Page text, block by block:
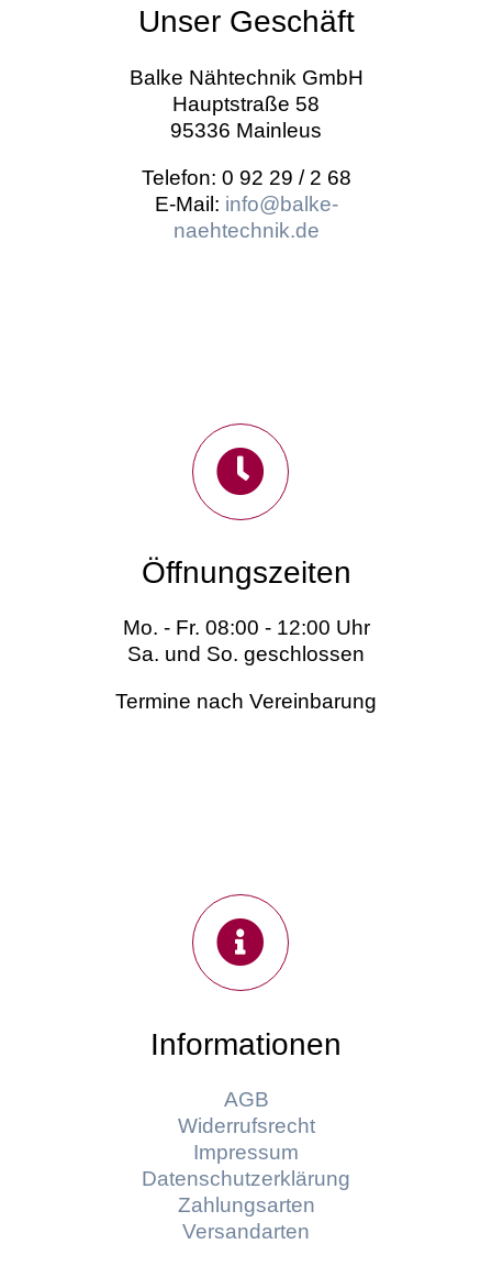
Unser Geschäft
Balke Nähtechnik GmbH
Hauptstraße 58
95336 Mainleus
Telefon: 0 92 29 / 2 68
E-Mail: info@balke-
naehtechnik.de
Öffnungszeiten
Mo. - Fr. 08:00 - 12:00 Uhr
Sa. und So. geschlossen
Termine nach Vereinbarung
Informationen
AGB
Widerrufsrecht
Impressum
Datenschutzerklärung
Zahlungsarten
Versandarten